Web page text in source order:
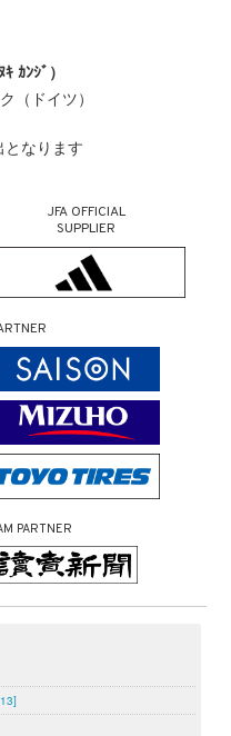
ｶﾝｼﾞ）
ドイツ）
なります
JFA OFFICIAL
SUPPLIER
PARTNER